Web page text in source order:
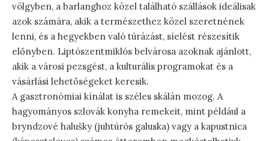
völgyben, a barlanghoz közel található szállások ideálisak
azok számára, akik a természethez közel szeretnének
lenni, és a hegyekben való túrázást, síelést részesítik
előnyben. Liptószentmiklós belvárosa azoknak ajánlott,
akik a városi pezsgést, a kulturális programokat és a
vásárlási lehetőségeket keresik.
A gasztronómiai kínálat is széles skálán mozog. A
hagyományos szlovák konyha remekeit, mint például a
bryndzové halušky (juhtúrós galuska) vagy a kapustnica